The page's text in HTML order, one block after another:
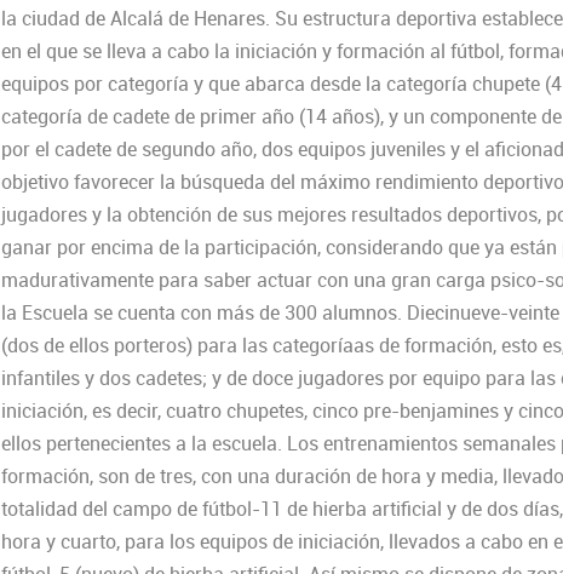
la ciudad de Alcalá de Henares. Su estructura deportiva
en el que se lleva a cabo la iniciación y formación al fútbol,
equipos por categoría y que abarca desde la categoría chupete
categoría de cadete de primer año (14 años), y un componente
por el cadete de segundo año, dos equipos juveniles y el
objetivo favorecer la búsqueda del máximo rendimiento
jugadores y la obtención de sus mejores resultados deportivos,
ganar por encima de la participación, considerando que ya
madurativamente para saber actuar con una gran carga psico-
la Escuela se cuenta con más de 300 alumnos. Diecinueve-
(dos de ellos porteros) para las categoríaas de formación, esto
infantiles y dos cadetes; y de doce jugadores por equipo para
iniciación, es decir, cuatro chupetes, cinco pre-benjamines y
ellos pertenecientes a la escuela. Los entrenamientos
formación, son de tres, con una duración de hora y media,
totalidad del campo de fútbol-11 de hierba artificial y de dos
hora y cuarto, para los equipos de iniciación, llevados a cabo en